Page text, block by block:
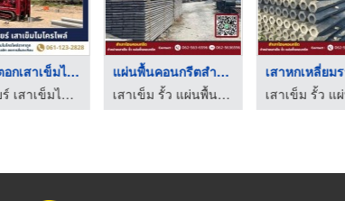
รับจ้างตอกเสาเข็มไมโ ...
ช่างเบียร์ เสาเข็มไมโครไพล์ สมุทรปราการ
แผ่นพื้นคอนกรีตสำเร็ ...
เสาเข็ม รั้ว แผ่นพื้นคอนกรีต - สำเภาโฮมคอนกรีต